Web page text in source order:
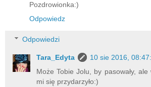
Pozdrowionka:)
Odpowiedz
Odpowiedzi
Tara_Edyta
10 sie 2016,
Może Tobie Jolu, by pasowały, ale
mi się przydarzyło:)